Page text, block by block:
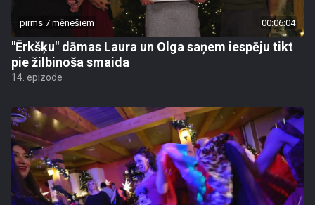
pirms 7 mēnešiem 00:06:04
"Ērkšķu" dāmas Laura un Olga saņem iespēju tikt
pie žilbinoša smaida
14. epizode